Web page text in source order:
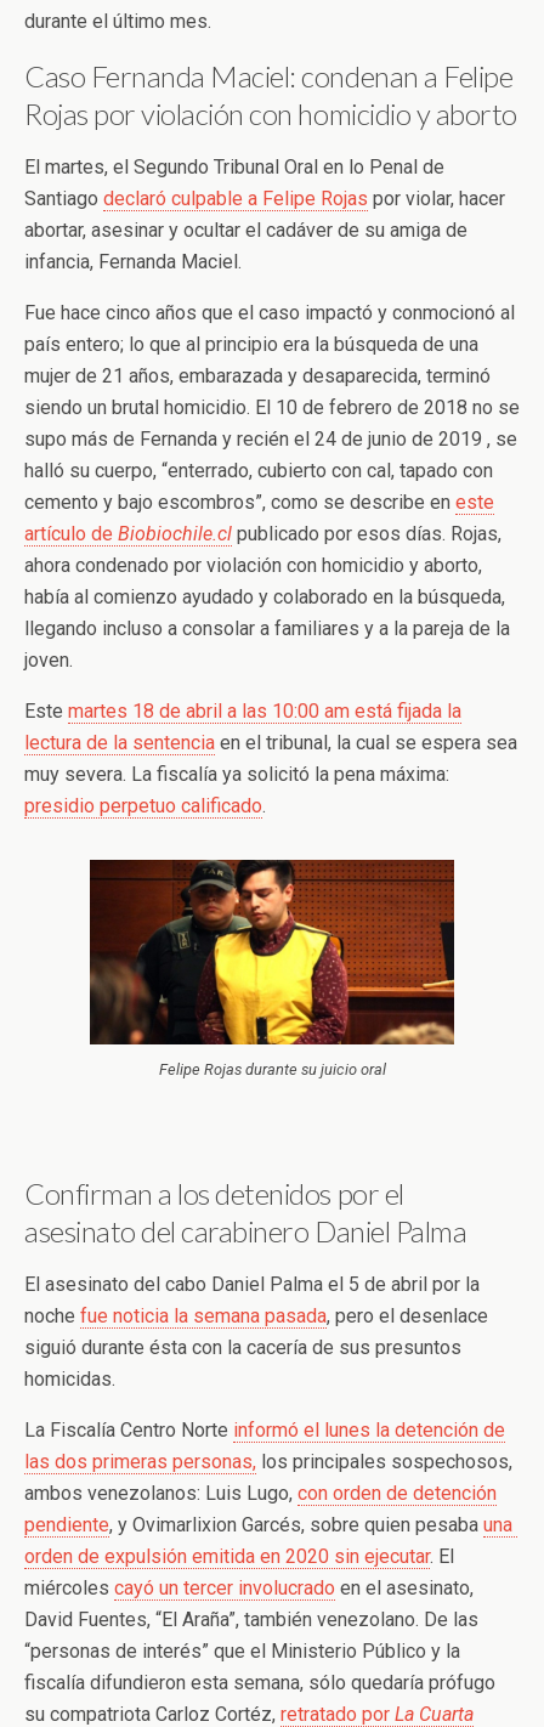
durante el último mes.
Caso Fernanda Maciel: condenan a Felipe
Rojas por violación con homicidio y aborto
El martes, el Segundo Tribunal Oral en lo Penal de
Santiago declaró culpable a Felipe Rojas por violar, hacer
abortar, asesinar y ocultar el cadáver de su amiga de
infancia, Fernanda Maciel.
Fue hace cinco años que el caso impactó y conmocionó al
país entero; lo que al principio era la búsqueda de una
mujer de 21 años, embarazada y desaparecida, terminó
siendo un brutal homicidio. El 10 de febrero de 2018 no se
supo más de Fernanda y recién el 24 de junio de 2019 , se
halló su cuerpo, “enterrado, cubierto con cal, tapado con
cemento y bajo escombros”, como se describe en este
artículo de Biobiochile.cl publicado por esos días. Rojas,
ahora condenado por violación con homicidio y aborto,
había al comienzo ayudado y colaborado en la búsqueda,
llegando incluso a consolar a familiares y a la pareja de la
joven.
Este martes 18 de abril a las 10:00 am está fijada la
lectura de la sentencia en el tribunal, la cual se espera sea
muy severa. La fiscalía ya solicitó la pena máxima:
presidio perpetuo calificado.
Felipe Rojas durante su juicio oral
Confirman a los detenidos por el
asesinato del carabinero Daniel Palma
El asesinato del cabo Daniel Palma el 5 de abril por la
noche fue noticia la semana pasada, pero el desenlace
siguió durante ésta con la cacería de sus presuntos
homicidas.
La Fiscalía Centro Norte informó el lunes la detención de
las dos primeras personas, los principales sospechosos,
ambos venezolanos: Luis Lugo, con orden de detención
pendiente, y Ovimarlixion Garcés, sobre quien pesaba una
orden de expulsión emitida en 2020 sin ejecutar. El
miércoles cayó un tercer involucrado en el asesinato,
David Fuentes, “El Araña”, también venezolano. De las
“personas de interés” que el Ministerio Público y la
fiscalía difundieron esta semana, sólo quedaría prófugo
su compatriota Carloz Cortéz, retratado por La Cuarta